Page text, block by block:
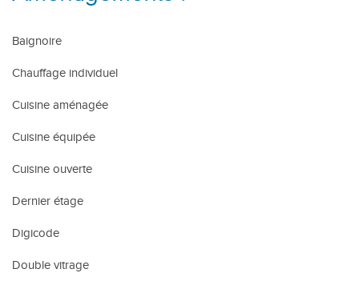
Baignoire
Chauffage individuel
Cuisine aménagée
Cuisine équipée
Cuisine ouverte
Dernier étage
Digicode
Double vitrage